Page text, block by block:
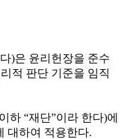
)은 윤리헌장을 준수
적 판단 기준을 임직
하 “재단”이라 한다)에
대하여 적용한다.